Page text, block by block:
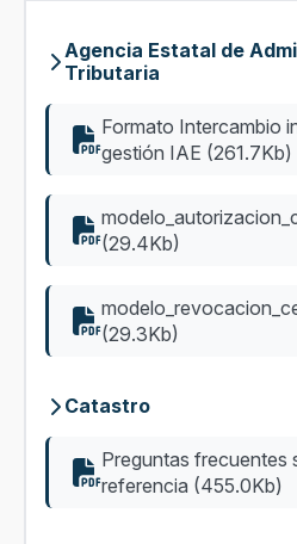
Agencia Estatal de
Tributaria
Formato Intercambio
gestión IAE (261.7Kb)
(29.4Kb)
(29.3Kb)
Catastro
Preguntas frecuentes
referencia (455.0Kb)